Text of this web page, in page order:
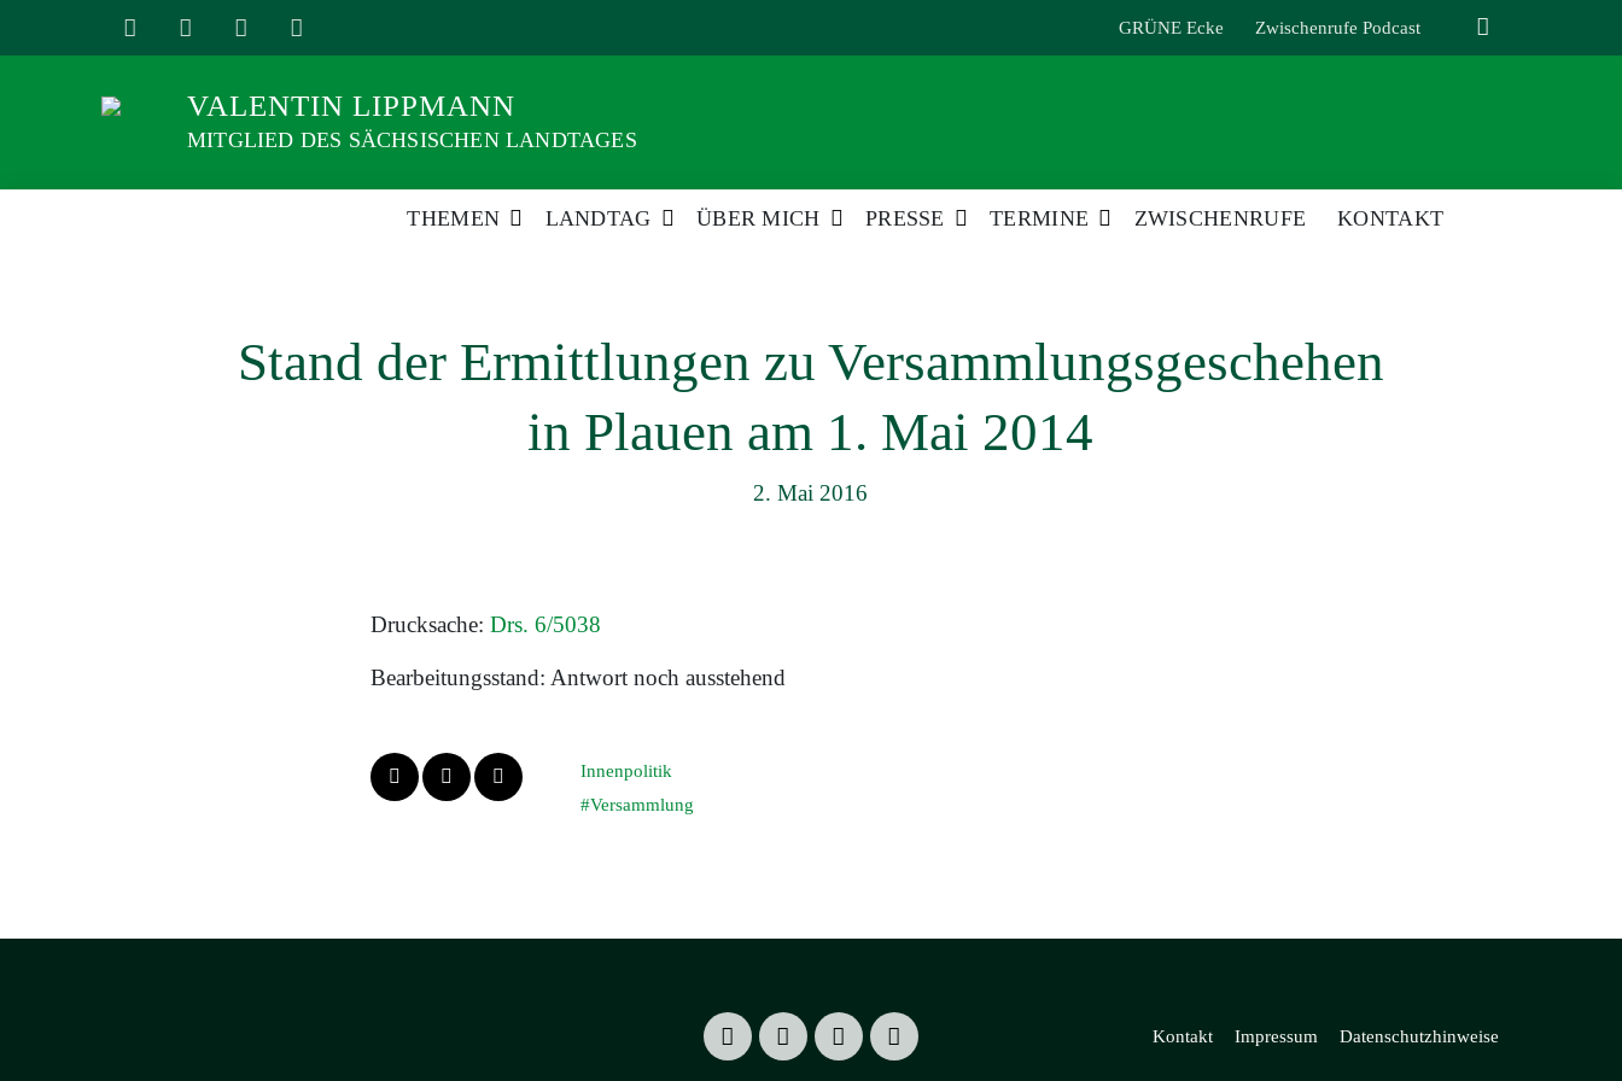
GRÜNE Ecke Zwischenrufe Podcast
VALENTIN LIPPMANN
MITGLIED DES SÄCHSISCHEN LANDTAGES
THEMEN LANDTAG ÜBER MICH PRESSE TERMINE ZWISCHENRUFE KONTAKT
Stand der Ermittlungen zu Versammlungsgeschehen
in Plauen am 1. Mai 2014
2. Mai 2016
Drucksache: Drs. 6/5038
Bearbeitungsstand: Antwort noch ausstehend
Innenpolitik
Versammlung
Kontakt Impressum Datenschutzhinweise